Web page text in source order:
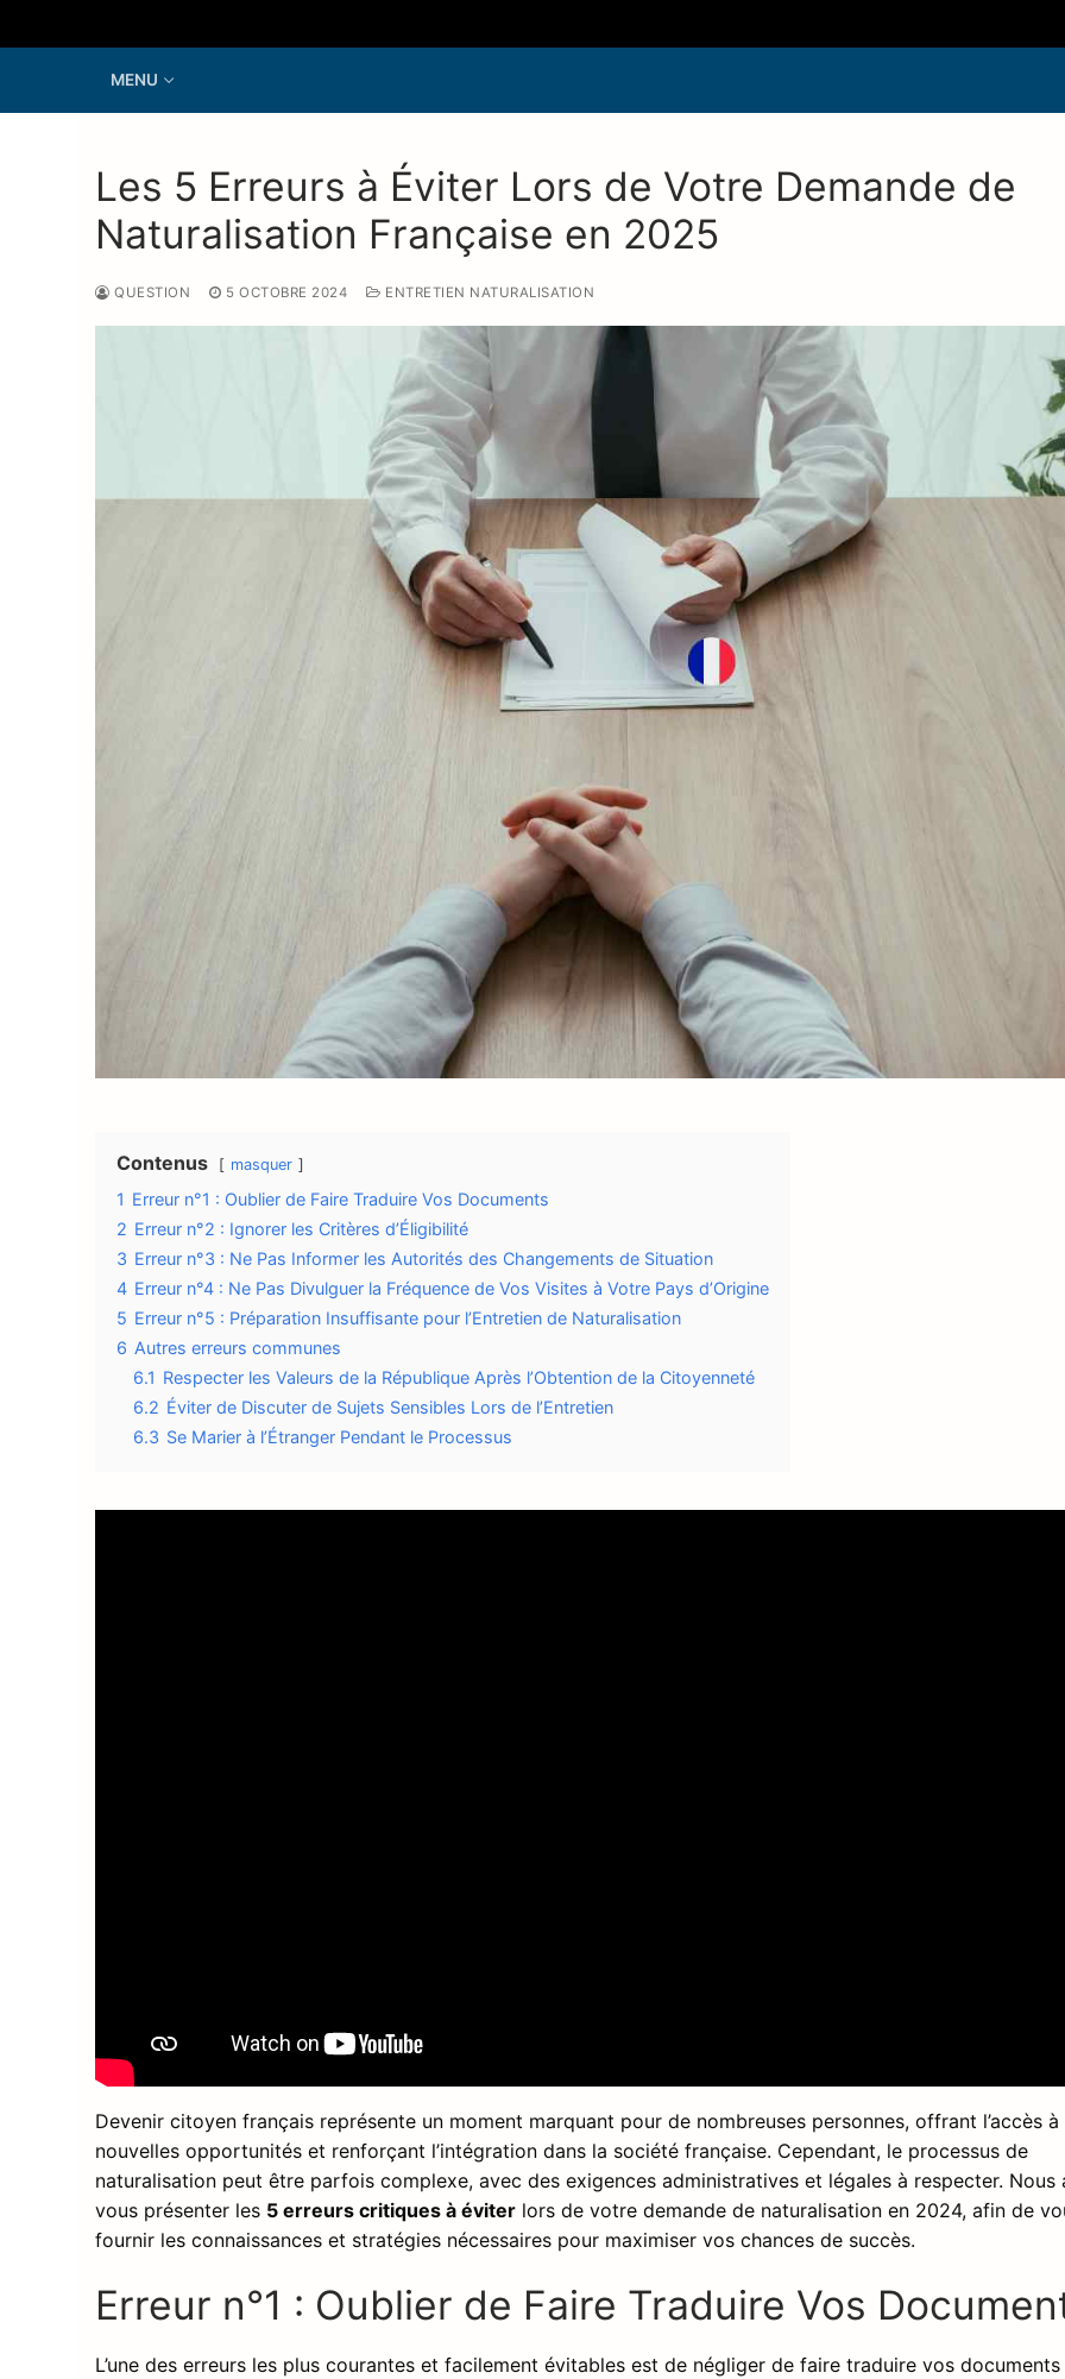
au
MENU
Les 5 Erreurs à Éviter Lors de Votre Demande de
Naturalisation Française en 2025
QUESTION 5 OCTOBRE 2024 ENTRETIEN NATURALISATION
Contenus masquer
1 Erreur n°1 : Oublier de Faire Traduire Vos Documents
2 Erreur n°2 : Ignorer les Critères d’Éligibilité
3 Erreur n°3 : Ne Pas Informer les Autorités des Changements de Situation
4 Erreur n°4 : Ne Pas Divulguer la Fréquence de Vos Visites à Votre Pays d’Origine
5 Erreur n°5 : Préparation Insuffisante pour l’Entretien de Naturalisation
6 Autres erreurs communes
6.1 Respecter les Valeurs de la République Après l’Obtention de la Citoyenneté
6.2 Éviter de Discuter de Sujets Sensibles Lors de l’Entretien
6.3 Se Marier à l’Étranger Pendant le Processus
Devenir citoyen français représente un moment marquant pour de nombreuses personnes, offrant l’accès à
nouvelles opportunités et renforçant l’intégration dans la société française. Cependant, le processus de
naturalisation peut être parfois complexe, avec des exigences administratives et légales à respecter. Nous
vous présenter les 5 erreurs critiques à éviter lors de votre demande de naturalisation en 2024, afin de
fournir les connaissances et stratégies nécessaires pour maximiser vos chances de succès.
Erreur n°1 : Oublier de Faire Traduire Vos
L’une des erreurs les plus courantes et facilement évitables est de négliger de faire traduire vos